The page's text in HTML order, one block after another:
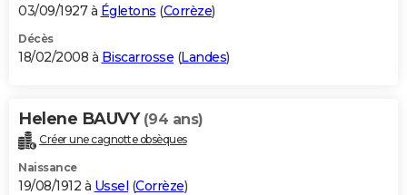
03/09/1927 à Égletons (Corrèze)
Décès
18/02/2008 à Biscarrosse (Landes)
Helene BAUVY (94 ans)
Créer une cagnotte obsèques
Naissance
19/08/1912 à Ussel (Corrèze)